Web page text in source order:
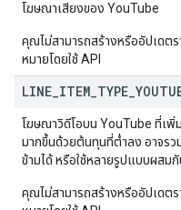
โฆษณาเสียงของ YouTube
คุณไม่สามารถสร้างหรืออัปเดตร
หมายโดยใช้ API
LINE ITEM TYPE
โฆษณาวิดีโอบน YouTube ที่เพิ่
มากขึ้นด้วยต้นทุนที่ต่ำลง อาจร
ข้ามได้ หรือใช้หลายรูปแบบผสม
คุณไม่สามารถสร้างหรืออัปเดตร